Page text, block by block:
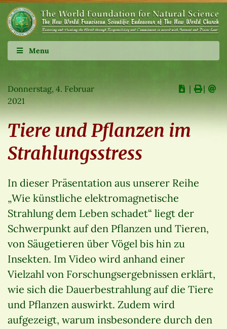
Menu
Donnerstag, 4. Februar
2021
∣ ∣
Tiere und Pflanzen im
Strahlungsstress
In dieser Präsentation aus unserer Reihe
„Wie künstliche elektromagnetische
Strahlung dem Leben schadet“ liegt der
Schwerpunkt auf den Pflanzen und Tieren,
von Säugetieren über Vögel bis hin zu
Insekten. Im Video wird anhand einer
Vielzahl von Forschungsergebnissen erklärt,
wie sich die Dauerbestrahlung auf die Tiere
und Pflanzen auswirkt. Zudem wird
aufgezeigt, warum insbesondere durch den